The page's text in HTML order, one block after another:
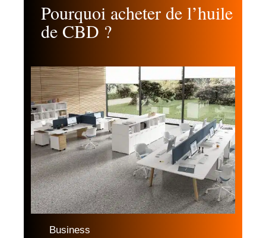
Pourquoi acheter de l’huile
de CBD ?
Business